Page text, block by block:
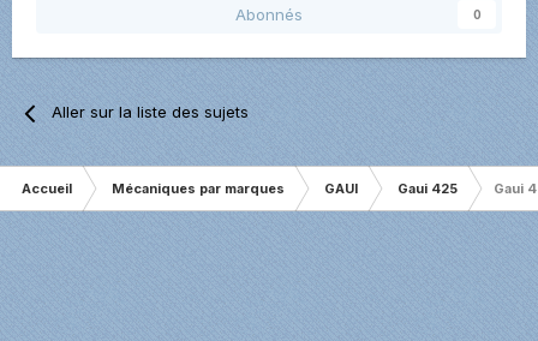
Abonnés 0
Aller sur la liste des sujets
Accueil Mécaniques par marques GAUI Gaui 425 Gaui